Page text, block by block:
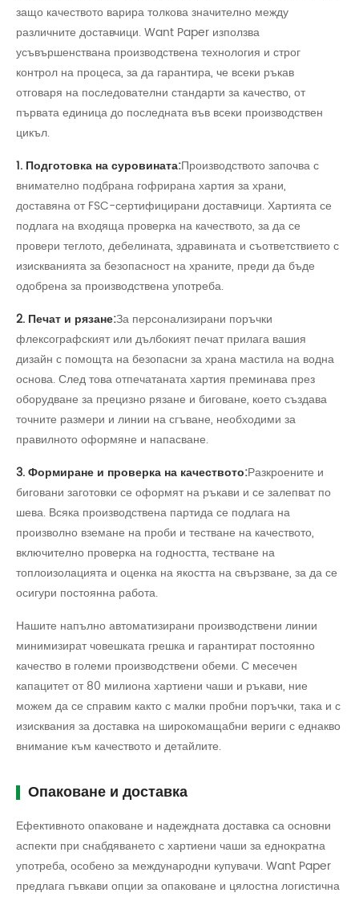
защо качеството варира толкова значително между
различните доставчици. Want Paper използва
усъвършенствана производствена технология и строг
контрол на процеса, за да гарантира, че всеки ръкав
отговаря на последователни стандарти за качество, от
първата единица до последната във всеки производствен
цикъл.
1. Подготовка на суровината:Производството започва с
внимателно подбрана гофрирана хартия за храни,
доставяна от FSC-сертифицирани доставчици. Хартията се
подлага на входяща проверка на качеството, за да се
провери теглото, дебелината, здравината и съответствието с
изискванията за безопасност на храните, преди да бъде
одобрена за производствена употреба.
2. Печат и рязане:За персонализирани поръчки
флексографският или дълбокият печат прилага вашия
дизайн с помощта на безопасни за храна мастила на водна
основа. След това отпечатаната хартия преминава през
оборудване за прецизно рязане и биговане, което създава
точните размери и линии на сгъване, необходими за
правилното оформяне и напасване.
3. Формиране и проверка на качеството:Разкроените и
биговани заготовки се оформят на ръкави и се залепват по
шева. Всяка производствена партида се подлага на
произволно вземане на проби и тестване на качеството,
включително проверка на годността, тестване на
топлоизолацията и оценка на якостта на свързване, за да се
осигури постоянна работа.
Нашите напълно автоматизирани производствени линии
минимизират човешката грешка и гарантират постоянно
качество в големи производствени обеми. С месечен
капацитет от 80 милиона хартиени чаши и ръкави, ние
можем да се справим както с малки пробни поръчки, така и с
изисквания за доставка на широкомащабни вериги с еднакво
внимание към качеството и детайлите.
Опаковане и доставка
Ефективното опаковане и надеждната доставка са основни
аспекти при снабдяването с хартиени чаши за еднократна
употреба, особено за международни купувачи. Want Paper
предлага гъвкави опции за опаковане и цялостна логистична